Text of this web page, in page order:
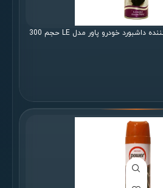
اسپری براق کننده و خوشبو کننده داشبورد خودرو پاور مدل LE حجم 300